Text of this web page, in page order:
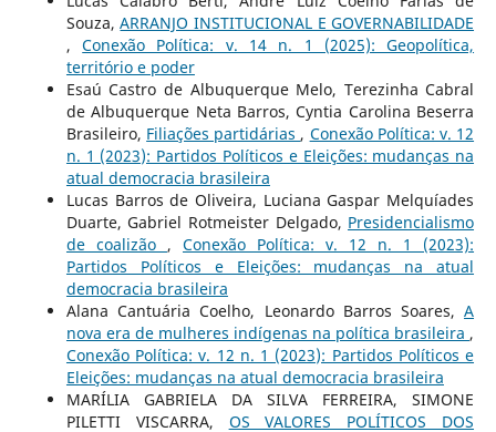
Souza,ARRANJO INSTITUCIONAL E GOVERNABILIDADE
,Conexão Política: v. 14 n. 1 (2025): Geopolítica,
território e poder
Esaú Castro de Albuquerque Melo, Terezinha Cabral
de Albuquerque Neta Barros, Cyntia Carolina Beserra
Brasileiro, Filiações partidárias , Conexão Política: v. 12
n. 1 (2023): Partidos Políticos e Eleições: mudanças na
atual democracia brasileira
Lucas Barros de Oliveira, Luciana Gaspar Melquíades
Duarte, Gabriel Rotmeister Delgado, Presidencialismo
de coalizão , Conexão Política: v. 12 n. 1 (2023):
Partidos Políticos e Eleições: mudanças na atual
democracia brasileira
Alana Cantuária Coelho, Leonardo Barros Soares,A
nova era de mulheres indígenas na política brasileira ,
Conexão Política: v. 12 n. 1 (2023): Partidos Políticos e
Eleições: mudanças na atual democracia brasileira
MARÍLIA GABRIELA DA SILVA FERREIRA, SIMONE
PILETTI VISCARRA, OS VALORES POLÍTICOS DOS